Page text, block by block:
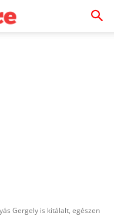
Gergely is kitálalt, egészen